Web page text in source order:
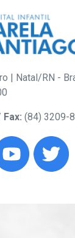
| Natal/RN -
Fax: (84) 3209-